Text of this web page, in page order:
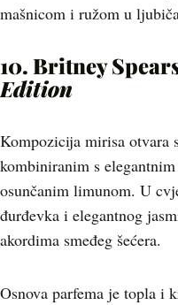
mašnicom i ružom u
10. Britney
Edition
Kompozicija mirisa otvara
kombiniranim s
osunčanim limunom. U
đurđevka i elegantnog
akordima smeđeg šećera.
Osnova parfema je topla i